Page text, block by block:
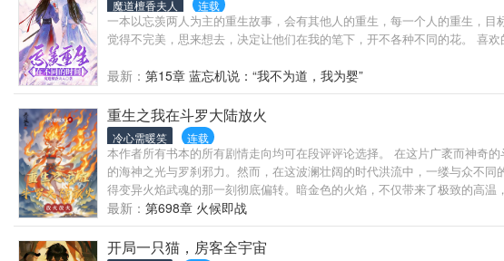
魔道檀香夫人 连载
一本以忘羡两人为主的重生故事，会有其他人的重生，每一个人的重生，
觉得不完美，思来想去，决定让他们在我的笔下，开不各种不同的花。 喜
最新： 第15章 蓝忘机说：“我不为道，我为婴”
重生之我在斗罗大陆放火
冷心需暖笑 连载
本作者所有书本的所有剧情走向均可在段评评论选择。 在这片广袤而神奇
的海神之光与罗刹邪力。然而，在这波澜壮阔的时代洪流中，一缕与众不
得变异火焰武魂的那一刻彻底偏转。暗金色的火焰，不仅带来了极致的高
纷争的古老漩涡。 煌焱天龙的守护者，火神神位的追寻者，海神岛的盟友
风，是罗刹神隐藏在幕后的冰冷计划，是古老家族泣血的遗恨，是神秘秘
路，用那暗金色的火焰，焚尽荆棘，在斗罗大陆的史诗中，烙下独属于他的
最新： 第698章 火候即战
开局一只猫，房客全宇宙